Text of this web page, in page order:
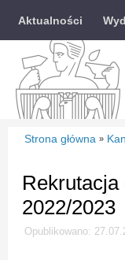
Aktualności
Strona główna »
2022/2023
Opublikowano: